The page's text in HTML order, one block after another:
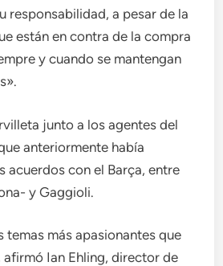
responsabilidad, a pesar de la
están en contra de la compra
y cuando se mantengan
junto a los agentes del
anteriormente había
acuerdos con el Barça, entre
y Gaggioli.
temas más apasionantes que
Ian Ehling, director de